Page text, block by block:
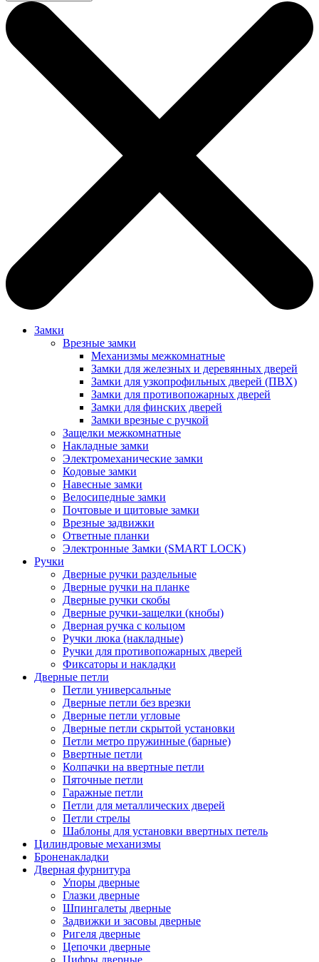
Замки
Врезные замки
Механизмы межкомнатные
Замки для железных и деревянных дверей
Замки для узкопрофильных дверей (ПВХ)
Замки для противопожарных дверей
Замки для финских дверей
Замки врезные с ручкой
Защелки межкомнатные
Накладные замки
Электромеханические замки
Кодовые замки
Навесные замки
Велосипедные замки
Почтовые и щитовые замки
Врезные задвижки
Ответные планки
Электронные Замки (SMART LOCK)
Ручки
Дверные ручки раздельные
Дверные ручки на планке
Дверные ручки скобы
Дверные ручки-защелки (кнобы)
Дверная ручка с кольцом
Ручки люка (накладные)
Ручки для противопожарных дверей
Фиксаторы и накладки
Дверные петли
Петли универсальные
Дверные петли без врезки
Дверные петли угловые
Дверные петли скрытой установки
Петли метро пружинные (барные)
Ввертные петли
Колпачки на ввертные петли
Пяточные петли
Гаражные петли
Петли для металлических дверей
Петли стрелы
Шаблоны для установки ввертных петель
Цилиндровые механизмы
Броненакладки
Дверная фурнитура
Упоры дверные
Глазки дверные
Шпингалеты дверные
Задвижки и засовы дверные
Ригеля дверные
Цепочки дверные
Цифры дверные